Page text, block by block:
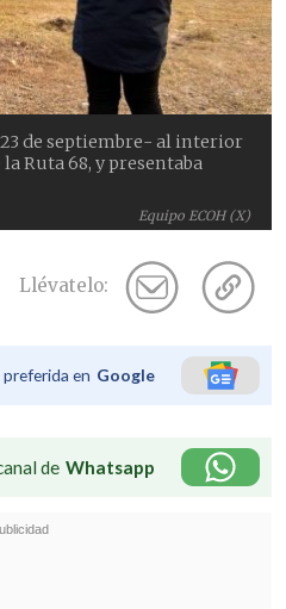
Equipo ECOH (X)
de septiembre- al interior
Ruta 68, y presentaba
Llévatelo:
en Google
de Whatsapp